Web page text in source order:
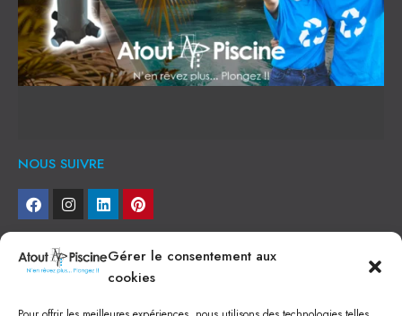
Gérer le consentement aux
cookies
NOUS SUIVRE
NEWSLETTER
Je veux recevoir toute l'actu